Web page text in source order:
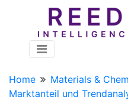
Home Materials &
Marktanteil und